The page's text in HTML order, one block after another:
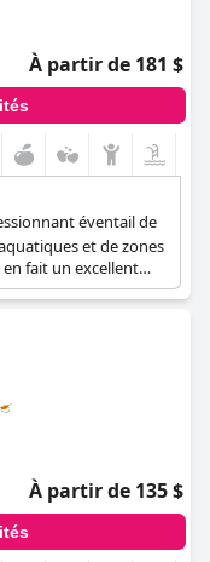
À partir de 181 $
éventail de
et de zones
fait un excellent
aquatique
qualité et ses
À partir de 135 $